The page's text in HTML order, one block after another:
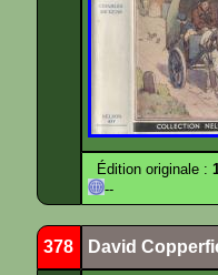
Édition originale :
--
378 David